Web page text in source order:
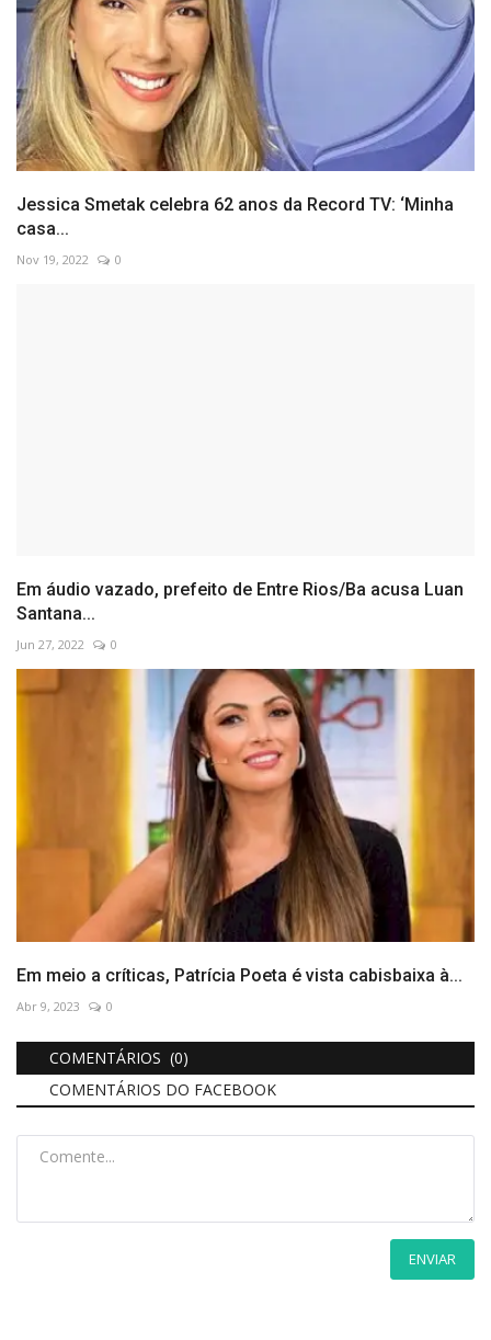
Jessica Smetak celebra 62 anos da Record TV: ‘Minha
casa...
Nov 19, 2022 0
Em áudio vazado, prefeito de Entre Rios/Ba acusa Luan
Santana...
Jun 27, 2022 0
Em meio a críticas, Patrícia Poeta é vista cabisbaixa à...
Abr 9, 2023 0
COMENTÁRIOS (0)
COMENTÁRIOS DO FACEBOOK
ENVIAR